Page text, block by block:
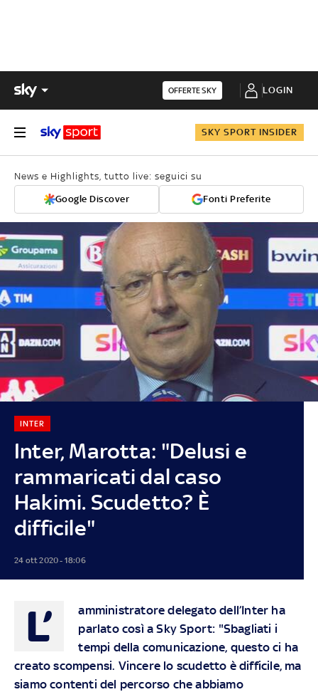
OFFERTE SKY LOGIN
SKY SPORT INSIDER
News e Highlights, tutto live: seguici su
Google Discover Fonti Preferite
Inter, Marotta: "Delusi e
rammaricati dal caso
Hakimi. Scudetto? È
difficile"
INTER
24 ott 2020 - 18:06
L’
amministratore delegato dell’Inter ha
parlato così a Sky Sport: "Sbagliati i
tempi della comunicazione, questo ci ha
creato scompensi. Vincere lo scudetto è difficile, ma
siamo contenti del percorso che abbiamo